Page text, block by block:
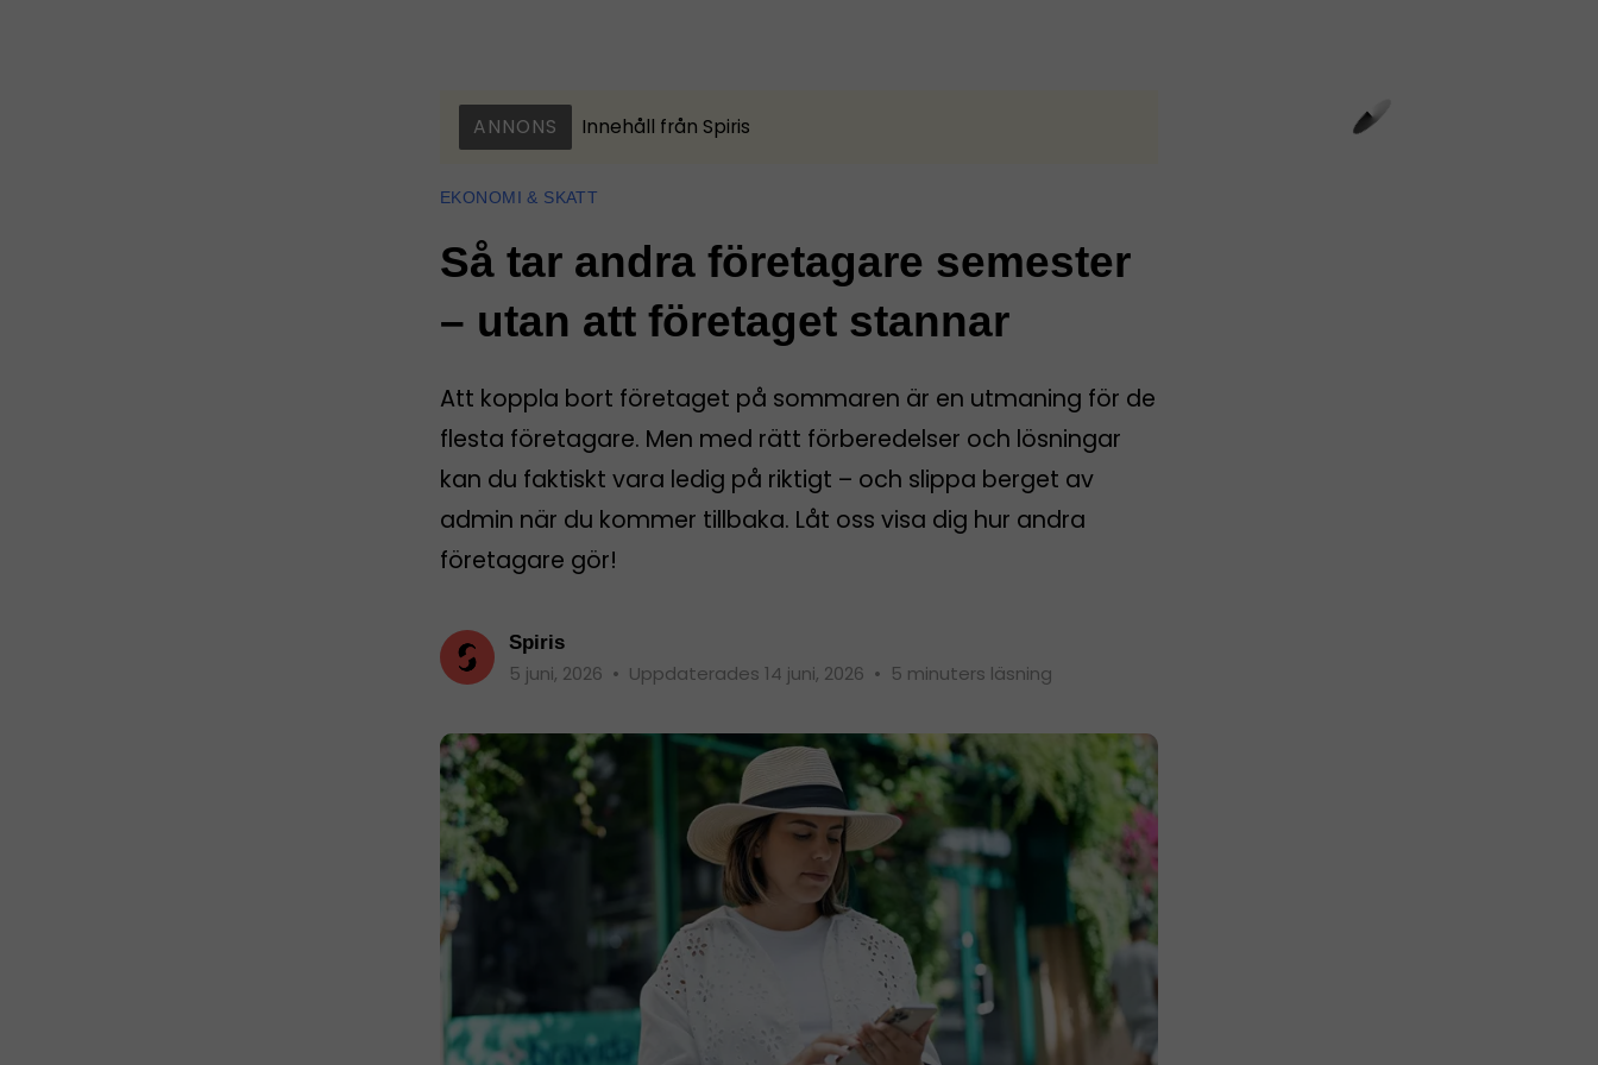
ANNONS Innehåll från Spiris
EKONOMI & SKATT
Så tar andra företagare semester
– utan att företaget stannar
Att koppla bort företaget på sommaren är en utmaning för de
flesta företagare. Men med rätt förberedelser och lösningar
kan du faktiskt vara ledig på riktigt – och slippa berget av
admin när du kommer tillbaka. Låt oss visa dig hur andra
företagare gör!
Spiris
5 juni, 2026 • Uppdaterades 14 juni, 2026 • 5 minuters läsning